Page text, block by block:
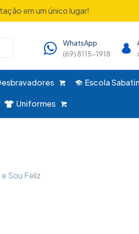
em um único lugar!
WhatsApp
(69) 8115-1918
Escola
Uniformes
Sou Feliz